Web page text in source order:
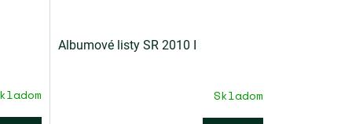
Albumové listy SR 2010 I
Skladom